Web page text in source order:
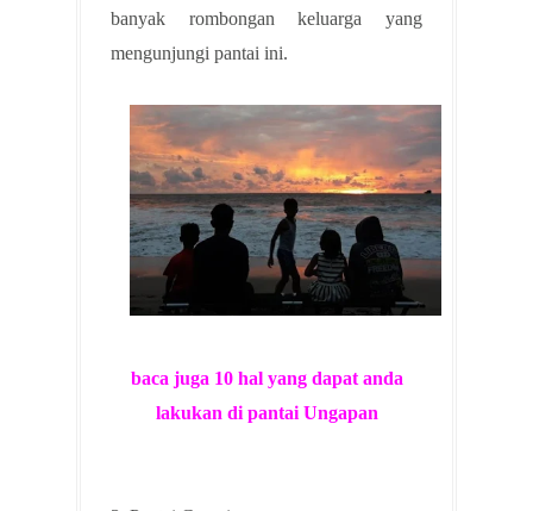
banyak rombongan keluarga yang
mengunjungi pantai ini.
baca juga 10 hal yang dapat anda
lakukan di pantai Ungapan